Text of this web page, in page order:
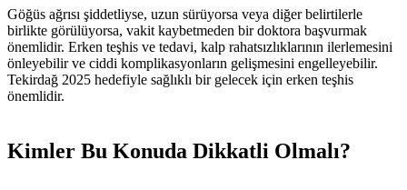
Göğüs ağrısı şiddetliyse, uzun sürüyorsa veya diğer belirtilerle
birlikte görülüyorsa, vakit kaybetmeden bir doktora başvurmak
önemlidir. Erken teşhis ve tedavi, kalp rahatsızlıklarının ilerlemesini
önleyebilir ve ciddi komplikasyonların gelişmesini engelleyebilir.
Tekirdağ 2025 hedefiyle sağlıklı bir gelecek için erken teşhis
önemlidir.
Kimler Bu Konuda Dikkatli Olmalı?